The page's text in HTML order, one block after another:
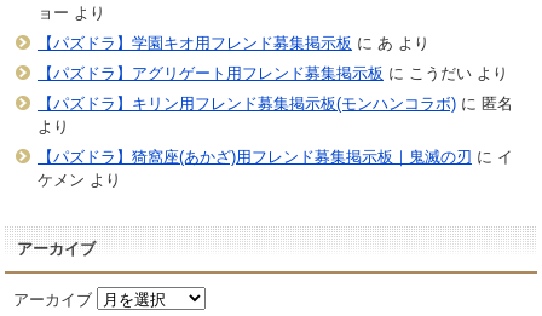
ョー より
【パズドラ】学園キオ用フレンド募集掲示板 に あ より
【パズドラ】アグリゲート用フレンド募集掲示板 に こうだいより
【パズドラ】キリン用フレンド募集掲示板(モンハンコラボ)に 匿名
より
【パズドラ】猗窩座(あかざ)用フレンド募集掲示板｜鬼滅の刃 に イ
ケメン より
アーカイブ
アーカイブ